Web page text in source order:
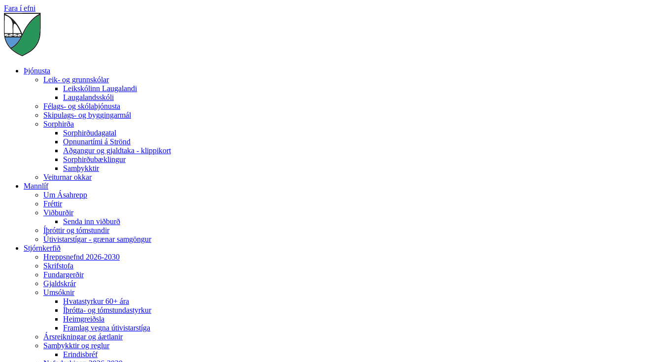
Fara í efni
Þjónusta
Leik- og grunnskólar
Leikskólinn Laugalandi
Laugalandsskóli
Félags- og skólaþjónusta
Skipulags- og byggingarmál
Sorphirða
Sorphirðudagatal
Opnunartími á Strönd
Aðgangur og gjaldtaka - klippikort
Sorphirðubæklingur
Samþykktir
Veiturnar okkar
Mannlíf
Um Ásahrepp
Fréttir
Viðburðir
Senda inn viðburð
Íþróttir og tómstundir
Útivistarstígar - grænar samgöngur
Stjórnkerfið
Hreppsnefnd 2026-2030
Skrifstofa
Fundargerðir
Gjaldskrár
Umsóknir
Hvatastyrkur 60+ ára
Íþrótta- og tómstundastyrkur
Heimgreiðsla
Framlag vegna útivistarstíga
Ársreikningar og áætlanir
Samþykktir og reglur
Erindisbréf